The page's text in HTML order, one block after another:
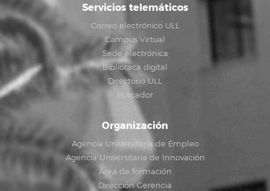
Servicios telemáticos
Correo electrónico ULL
Campus Virtual
Sede electrónica
Biblioteca digital
Directorio ULL
Buscador
Organización
Agencia Universitaria de Empleo
Agencia Universitaria de Innovación
Área de formación
Dirección Gerencia